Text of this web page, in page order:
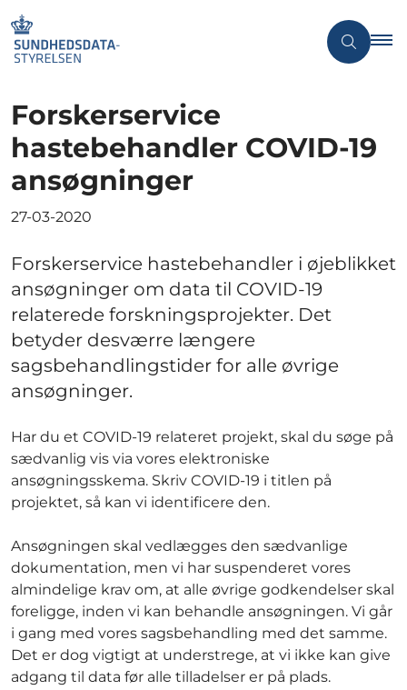
Forskerservice
hastebehandler COVID-19
ansøgninger
27-03-2020
Forskerservice hastebehandler i øjeblikket
ansøgninger om data til COVID-19
relaterede forskningsprojekter. Det
betyder desværre længere
sagsbehandlingstider for alle øvrige
ansøgninger.
Har du et COVID-19 relateret projekt, skal du søge på
sædvanlig vis via vores elektroniske
ansøgningsskema. Skriv COVID-19 i titlen på
projektet, så kan vi identificere den.
Ansøgningen skal vedlægges den sædvanlige
dokumentation, men vi har suspenderet vores
almindelige krav om, at alle øvrige godkendelser skal
foreligge, inden vi kan behandle ansøgningen. Vi går
i gang med vores sagsbehandling med det samme.
Det er dog vigtigt at understrege, at vi ikke kan give
adgang til data før alle tilladelser er på plads.